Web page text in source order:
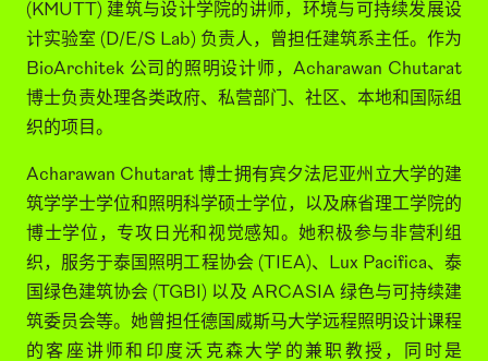
ACHARAWAN CHUTARAT 博士
Acharawan Chutarat 博士是曼谷吞武里国王工艺大学
(KMUTT) 建筑与设计学院的讲师，环境与可持续发展设
计实验室 (D/E/S Lab) 负责人，曾担任建筑系主任。作为